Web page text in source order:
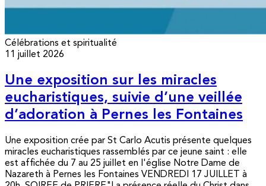
Célébrations et spiritualité
11 juillet 2026
Une exposition sur les miracles
eucharistiques, suivie d’une veillée
d’adoration à Pernes les Fontaines
Une exposition crée par St Carlo Acutis présente quelques
miracles eucharistiques rassemblés par ce jeune saint : elle
est affichée du 7 au 25 juillet en l'église Notre Dame de
Nazareth à Pernes les Fontaines VENDREDI 17 JUILLET à